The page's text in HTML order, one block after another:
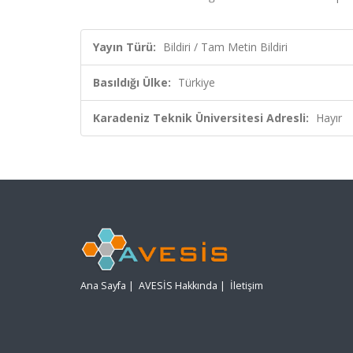
Yayın Türü: Bildiri / Tam Metin Bildiri
Basıldığı Ülke: Türkiye
Karadeniz Teknik Üniversitesi Adresli: Hayır
Ana Sayfa | AVESİS Hakkında | İletişim